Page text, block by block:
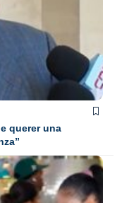
querer una